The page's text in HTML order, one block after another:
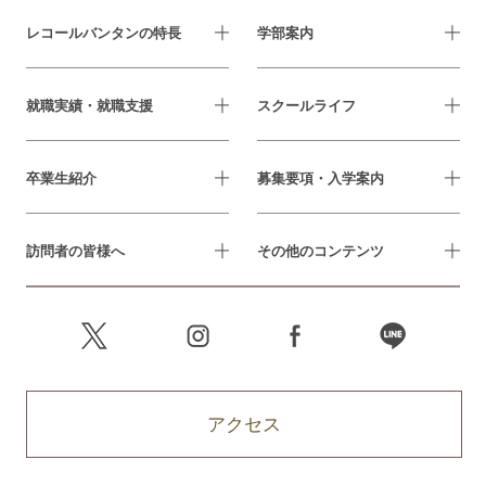
レコールバンタンの特長 学部案内
就職実績・就職支援 スクールライフ
卒業生紹介 募集要項・入学案内
訪問者の皆様へ その他のコンテンツ
アクセス